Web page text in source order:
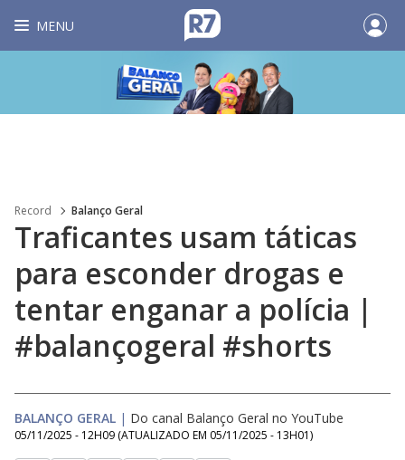
MENU
Record Balanço Geral
Traficantes usam táticas
para esconder drogas e
tentar enganar a polícia |
#balançogeral #shorts
BALANÇO GERAL | Do canal Balanço Geral no YouTube
05/11/2025 - 12H09 (ATUALIZADO EM 05/11/2025 - 13H01)